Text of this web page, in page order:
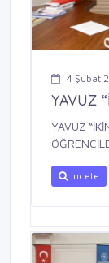
4 Şubat
YAVUZ
YAVUZ
İncele